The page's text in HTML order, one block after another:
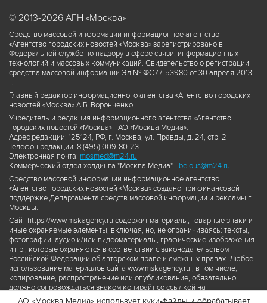
© 2013-2026 АГН «Москва»
Средство массовой информации информационное агентство
«Агентство городских новостей «Москва» зарегистрировано в
Федеральной службе по надзору в сфере связи, информационных
технологий и массовых коммуникаций. Свидетельство о регистрации
средства массовой информации Эл № ФС77-53980 от 30 апреля 2013
г.
Главный редактор информационного агентства «Агентство городских
новостей «Москва» А.Б. Воронченко.
Учредитель и редакция информационного агентства «Агентство
городских новостей «Москва» - АО «Москва Медиа».
Адрес редакции: 125124, РФ, г. Москва, ул. Правды, д. 24, стр. 2
Телефон редакции: 8 (495) 009-80-23
Электронная почта: mosmed@m24.ru
Коммерческий отдел холдинга "Москва Медиа"- ibelous@m24.ru
Средство массовой информации информационное агентство
«Агентство городских новостей «Москва» создано при финансовой
поддержке Департамента средств массовой информации и рекламы г.
Москвы.
Сайт https://www.mskagency.ru содержит материалы, товарные знаки и
иные охраняемые элементы, включая, но, не ограничиваясь: тексты,
фотографии, аудио и/или видеоматериалы, графические изображения
и пр., которые охраняются в соответствии с законодательством
Российской Федерации об авторском праве и смежных правах. Любое
использование материалов сайта www.mskagency.ru , в том числе,
копирование, распространение или опубликование, обязательно
должно сопровождаться знаком копирайт со ссылкой на
правообладателя © АО «Москва Медиа», а также гиперссылкой на сайт
АО «Москва Медиа» использует куки-файлы и обрабатывает